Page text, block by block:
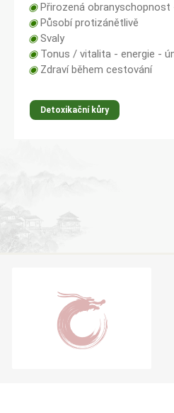
◉Přirozená obranyschopnost
◉Působí protizánětlivě
◉Svaly
◉Tonus / vitalita - energie -
◉Zdraví během cestování
Detoxikační kůry